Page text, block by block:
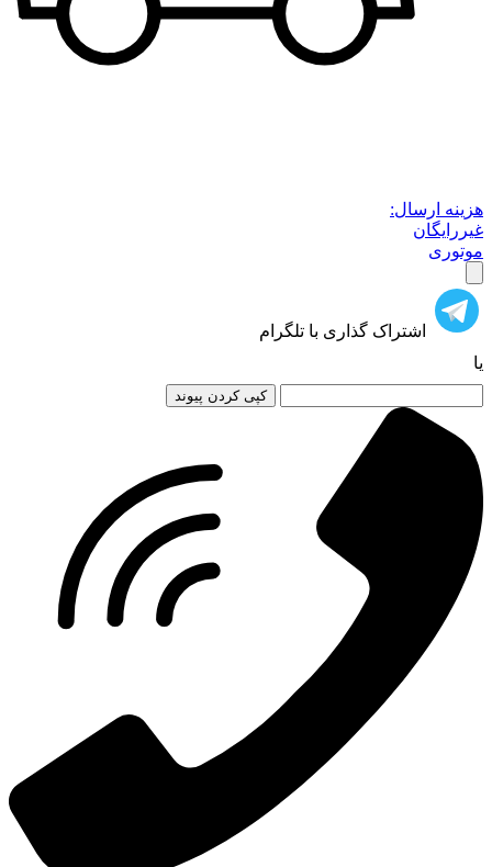
هزینه ارسال:
غیررایگان
موتوری
اشتراک گذاری با تلگرام
یا
کپی کردن پیوند